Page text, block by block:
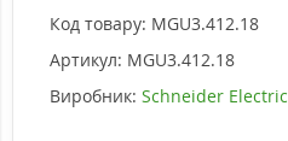
Код товару: MGU3.412.18
Артикул: MGU3.412.18
Виробник: Schneider Electric